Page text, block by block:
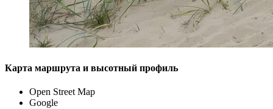
Карта маршрута и высотный профиль
Open Street Map
Google